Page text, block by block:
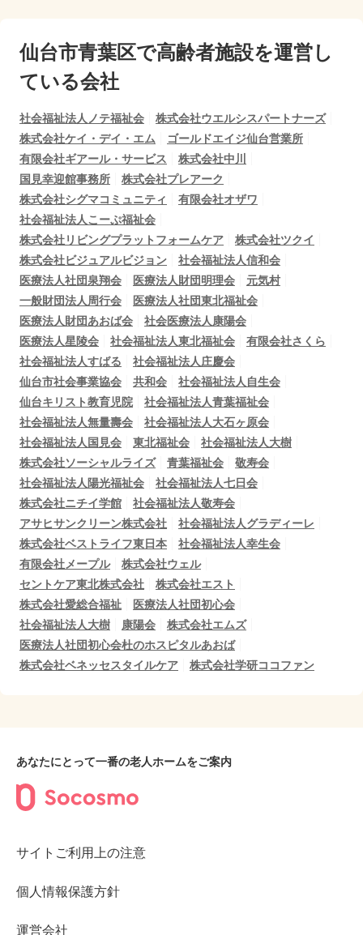
仙台市青葉区で高齢者施設を運営し
ている会社
社会福祉法人ノテ福祉会
株式会社ウエルシスパートナーズ
株式会社ケイ・デイ・エム
ゴールドエイジ仙台営業所
有限会社ギアール・サービス
株式会社中川
国見幸迎館事務所
株式会社プレアーク
株式会社シグマコミュニティ
有限会社オザワ
社会福祉法人こーぷ福祉会
株式会社リビングプラットフォームケア
株式会社ツクイ
株式会社ビジュアルビジョン
社会福祉法人信和会
医療法人社団泉翔会
医療法人財団明理会
元気村
一般財団法人周行会
医療法人社団東北福祉会
医療法人財団あおば会
社会医療法人康陽会
医療法人星陵会
社会福祉法人東北福祉会
有限会社さくら
社会福祉法人すばる
社会福祉法人庄慶会
仙台市社会事業協会
共和会
社会福祉法人自生会
仙台キリスト教育児院
社会福祉法人青葉福祉会
社会福祉法人無量壽会
社会福祉法人大石ヶ原会
社会福祉法人国見会
東北福祉会
社会福祉法人大樹
株式会社ソーシャルライズ
青葉福祉会
敬寿会
社会福祉法人陽光福祉会
社会福祉法人七日会
株式会社ニチイ学館
社会福祉法人敬寿会
アサヒサンクリーン株式会社
社会福祉法人グラディーレ
株式会社ベストライフ東日本
社会福祉法人幸生会
有限会社メープル
株式会社ウェル
セントケア東北株式会社
株式会社エスト
株式会社愛総合福祉
医療法人社団初心会
社会福祉法人大樹
康陽会
株式会社エムズ
医療法人社団初心会杜のホスピタルあおば
株式会社ベネッセスタイルケア
株式会社学研ココファン
あなたにとって一番の老人ホームをご案内
サイトご利用上の注意
個人情報保護方針
運営会社